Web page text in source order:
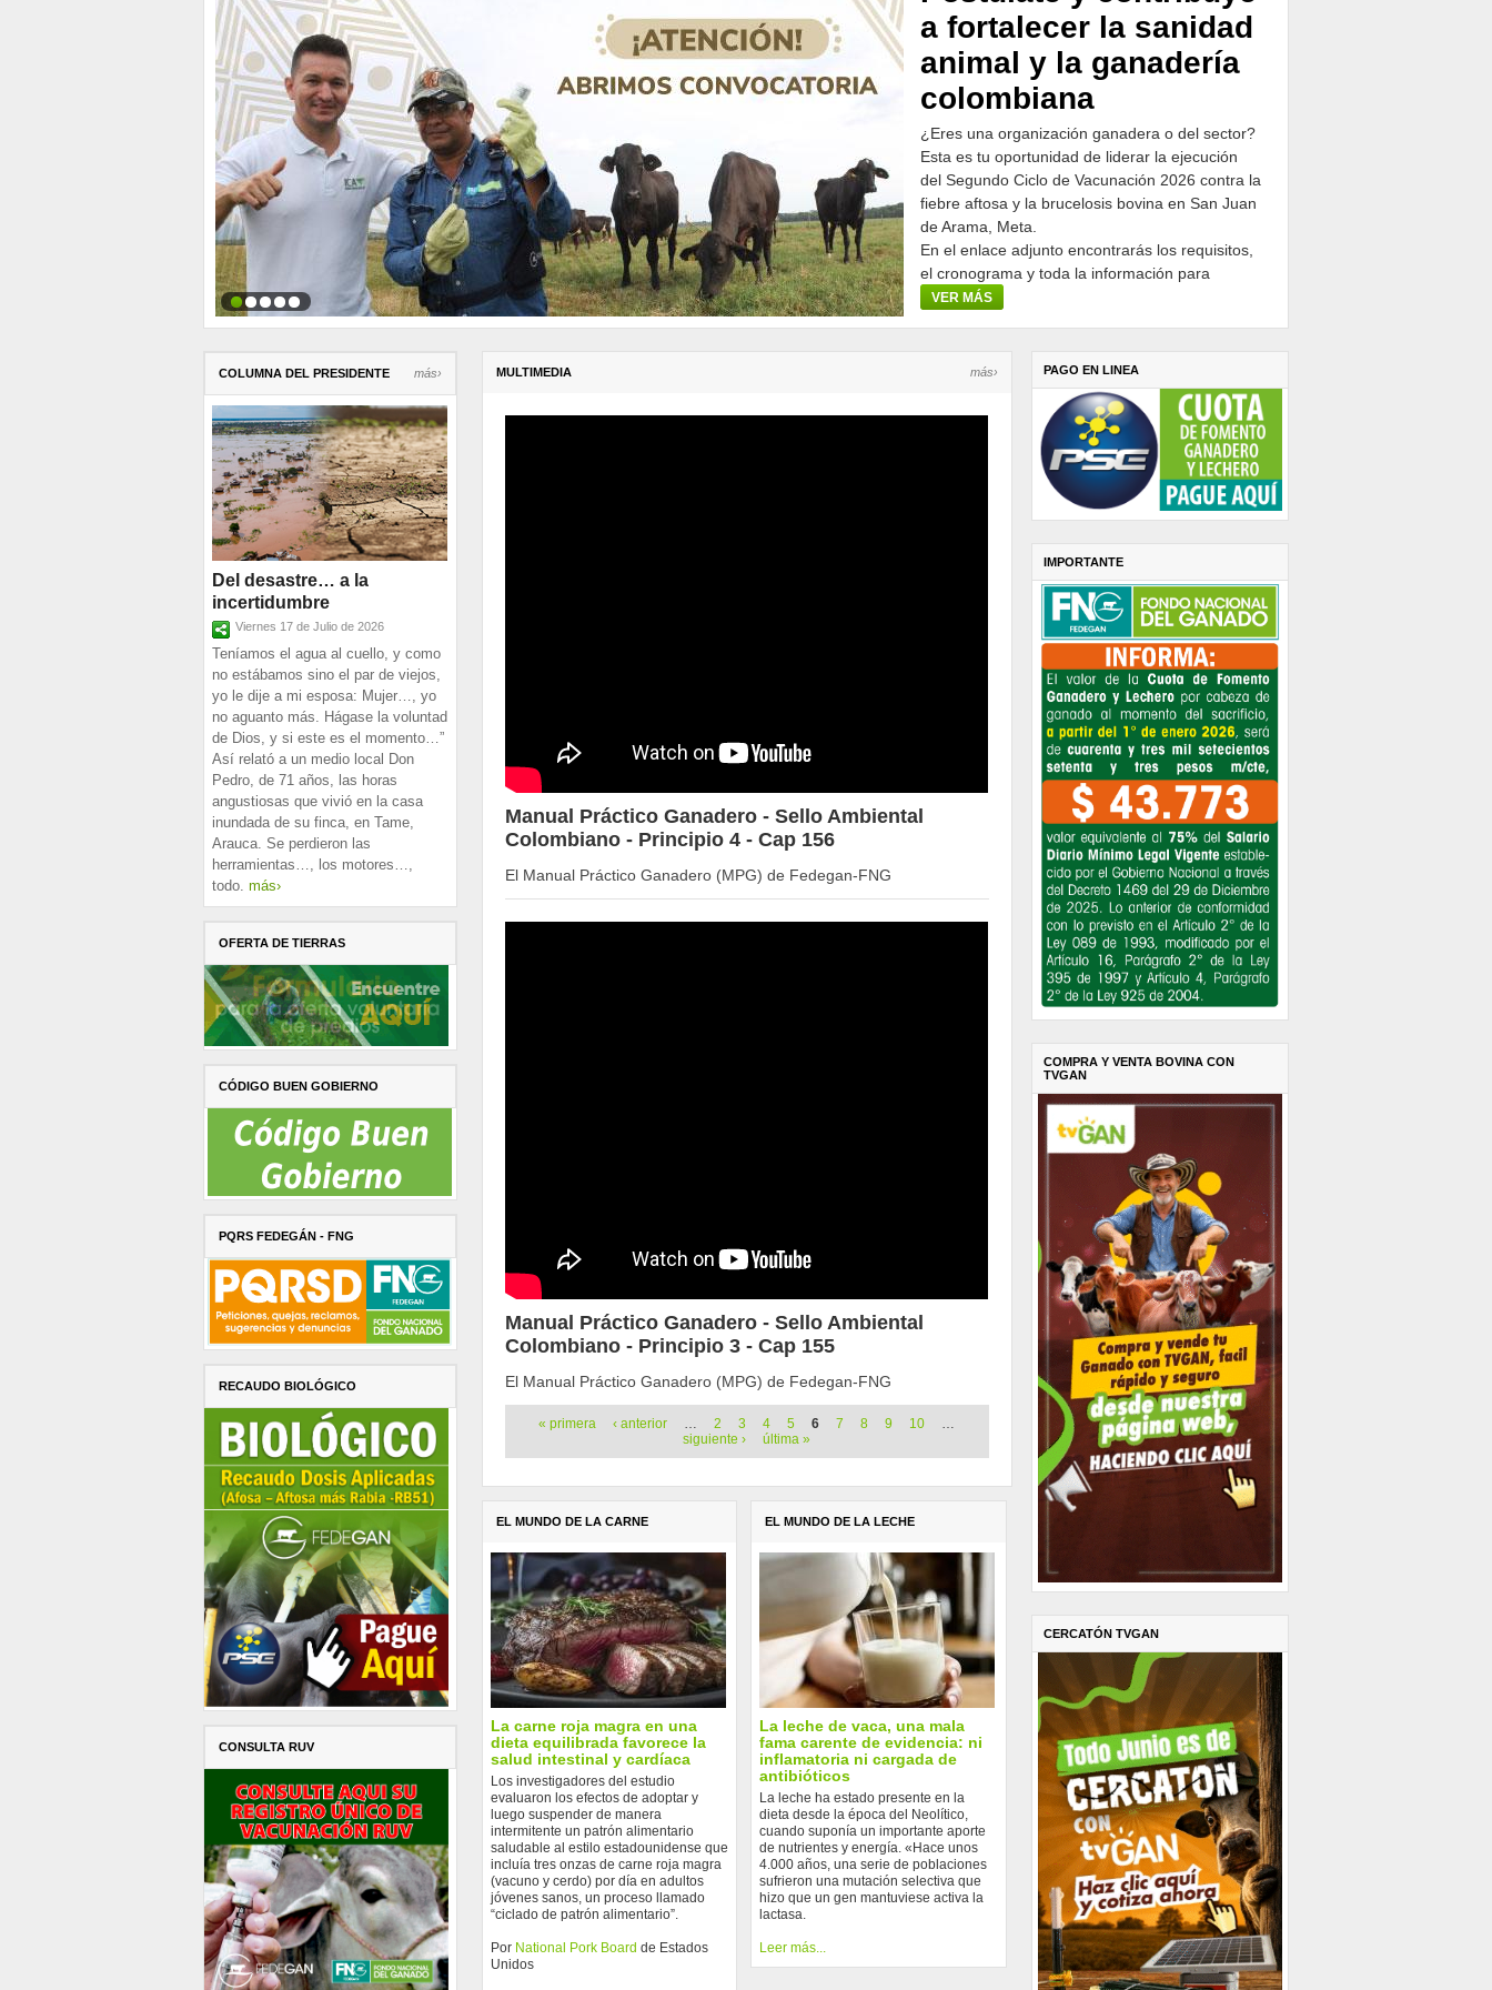
a fortalecer la sanidad
animal y la ganadería
colombiana
¿Eres una organización ganadera o del sector?
Esta es tu oportunidad de liderar la ejecución
del Segundo Ciclo de Vacunación 2026 contra la
fiebre aftosa y la brucelosis bovina en San Juan
de Arama, Meta.
En el enlace adjunto encontrarás los requisitos,
el cronograma y toda la información para
participar.
VER MÁS
COLUMNA DEL PRESIDENTE más›
Del desastre… a la
incertidumbre
Viernes 17 de Julio de 2026
Teníamos el agua al cuello, y como
no estábamos sino el par de viejos,
yo le dije a mi esposa: Mujer…, yo
no aguanto más. Hágase la voluntad
de Dios, y si este es el momento…”
Así relató a un medio local Don
Pedro, de 71 años, las horas
angustiosas que vivió en la casa
inundada de su finca, en Tame,
Arauca. Se perdieron las
herramientas…, los motores…,
todo. más›
OFERTA DE TIERRAS
CÓDIGO BUEN GOBIERNO
PQRS FEDEGÁN - FNG
RECAUDO BIOLÓGICO
CONSULTA RUV
MULTIMEDIA más›
Manual Práctico Ganadero - Sello Ambiental
Colombiano - Principio 4 - Cap 156
El Manual Práctico Ganadero (MPG) de Fedegan-FNG
Manual Práctico Ganadero - Sello Ambiental
Colombiano - Principio 3 - Cap 155
El Manual Práctico Ganadero (MPG) de Fedegan-FNG
Páginas
« primera ‹ anterior … 2 3 4 5 6 7 8 9 10
…
siguiente ›
última »
EL MUNDO DE LA CARNE
La carne roja magra en una
dieta equilibrada favorece la
salud intestinal y cardíaca
Los investigadores del estudio
evaluaron los efectos de adoptar y
luego suspender de manera
intermitente un patrón alimentario
saludable al estilo estadounidense que
incluía tres onzas de carne roja magra
(vacuno y cerdo) por día en adultos
jóvenes sanos, un proceso llamado
“ciclado de patrón alimentario”.
Por National Pork Board de Estados
Unidos
EL MUNDO DE LA LECHE
La leche de vaca, una mala
fama carente de evidencia: ni
inflamatoria ni cargada de
antibióticos
La leche ha estado presente en la
dieta desde la época del Neolítico,
cuando suponía un importante aporte
de nutrientes y energía. «Hace unos
4.000 años, una serie de poblaciones
sufrieron una mutación selectiva que
hizo que un gen mantuviese activa la
lactasa.
Leer más...
PAGO EN LINEA
IMPORTANTE
COMPRA Y VENTA BOVINA CON
TVGAN
CERCATÓN TVGAN